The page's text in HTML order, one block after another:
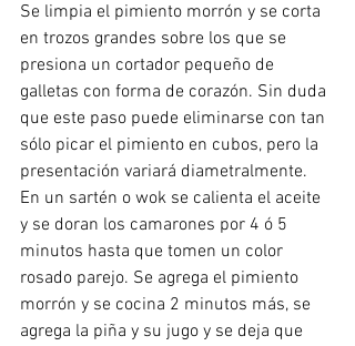
Se limpia el pimiento morrón y se corta
en trozos grandes sobre los que se
presiona un cortador pequeño de
galletas con forma de corazón. Sin duda
que este paso puede eliminarse con tan
sólo picar el pimiento en cubos, pero la
presentación variará diametralmente.
En un sartén o wok se calienta el aceite
y se doran los camarones por 4 ó 5
minutos hasta que tomen un color
rosado parejo. Se agrega el pimiento
morrón y se cocina 2 minutos más, se
agrega la piña y su jugo y se deja que